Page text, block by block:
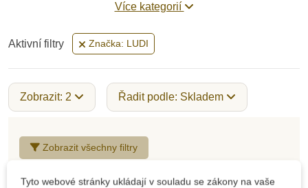
Vzdělávací hračky
Stavebnice
Hry a hlavolamy
Více kategorií
Aktivní filtry Značka: LUDI
Zobrazit: 2 Řadit podle: Skladem
Zobrazit všechny filtry
Tyto webové stránky ukládají v souladu se zákony na vaše